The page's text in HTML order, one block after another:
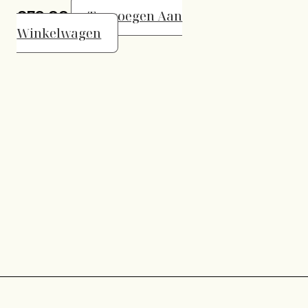
€79,00
Toevoegen Aan
Winkelwagen